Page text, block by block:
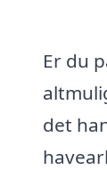
Er du
det